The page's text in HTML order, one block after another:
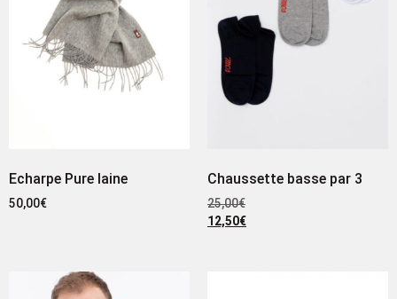
Echarpe Pure laine
50,00€
Chaussette basse par 3
25,00€
12,50€